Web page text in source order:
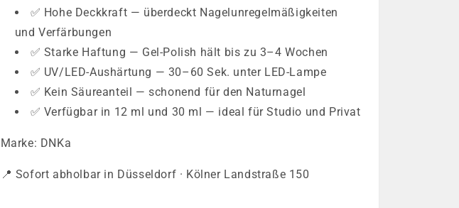
✅ Hohe Deckkraft — überdeckt Nagelunregelmäßigkeiten
und Verfärbungen
✅ Starke Haftung — Gel-Polish hält bis zu 3–4 Wochen
✅ UV/LED-Aushärtung — 30–60 Sek. unter LED-Lampe
✅ Kein Säureanteil — schonend für den Naturnagel
✅ Verfügbar in 12 ml und 30 ml — ideal für Studio und Privat
Marke: DNKa
📍 Sofort abholbar in Düsseldorf · Kölner Landstraße 150